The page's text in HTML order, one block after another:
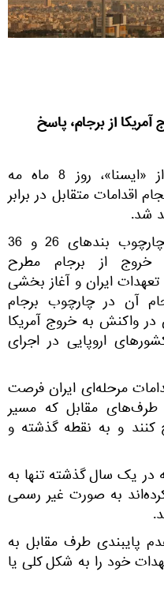
خروج آمریکا از برجام، پاسخ
به گزارش اسپوتنیک به نقل از «ایسنا»، روز 8 ماه مه
اقدامات متقابل در برابر
شد.
برنامه‌های پیش‌بینی شده در چارچوب بندهای 26 و 36
خروج از برجام مطرح
ایران و آغاز بخشی
آن در چارچوب برجام
در واکنش به خروج آمریکا
اروپایی در اجرای
مرحله‌ای ایران فرصت
مقابل که مسیر
کنند و به نقطه گذشته و
در یک سال گذشته تنها به
به صورت غیر رسمی
عدم پایبندی طرف مقابل به
خود را به شکل کلی یا